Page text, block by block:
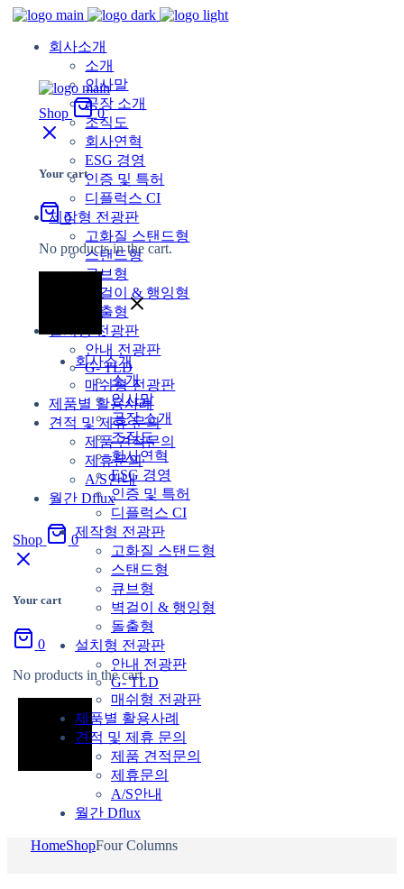
회사소개
소개
인사말
공장 소개
조직도
회사연혁
ESG 경영
인증 및 특허
디플럭스 CI
제작형 전광판
고화질 스탠드형
스탠드형
큐브형
벽걸이 & 행잉형
돌출형
설치형 전광판
안내 전광판
G- TLD
매쉬형 전광판
제품별 활용사례
견적 및 제휴 문의
제품 견적문의
제휴문의
A/S안내
월간 Dflux
Shop 0
Your cart
0
No products in the cart.
Shop 0
Your cart
0
No products in the cart.
회사소개
소개
인사말
공장 소개
조직도
회사연혁
ESG 경영
인증 및 특허
디플럭스 CI
제작형 전광판
고화질 스탠드형
스탠드형
큐브형
벽걸이 & 행잉형
돌출형
설치형 전광판
안내 전광판
G- TLD
매쉬형 전광판
제품별 활용사례
견적 및 제휴 문의
제품 견적문의
제휴문의
A/S안내
월간 Dflux
HomeShopFour Columns